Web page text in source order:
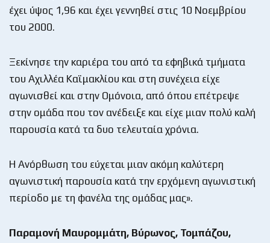
έχει ύψος 1,96 και έχει γεννηθεί στις 10 Νοεμβρίου
του 2000.
Ξεκίνησε την καριέρα του από τα εφηβικά τμήματα
του Αχιλλέα Καϊμακλίου και στη συνέχεια είχε
αγωνισθεί και στην Ομόνοια, από όπου επέτρεψε
στην ομάδα που τον ανέδειξε και είχε μιαν πολύ καλή
παρουσία κατά τα δυο τελευταία χρόνια.
Η Ανόρθωση του εύχεται μιαν ακόμη καλύτερη
αγωνιστική παρουσία κατά την ερχόμενη αγωνιστική
περίοδο με τη φανέλα της ομάδας μας».
Παραμονή Μαυρομμάτη, Βύρωνος, Τομπάζου,